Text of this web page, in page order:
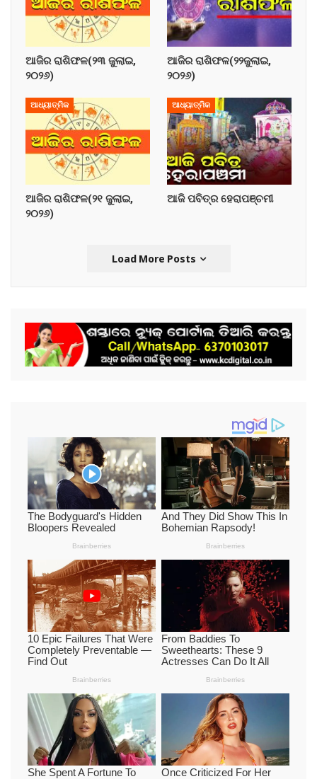
ଆଜିର ରାଶିଫଳ(୨୩ ଜୁଲାଇ,
୨୦୨୬)
ଆଜିର ରାଶିଫଳ(୨୨ଜୁଲାଇ,
୨୦୨୬)
ଆଧ୍ୟାତ୍ମିକ
ଆଜିର ରାଶିଫଳ(୨୧ ଜୁଲାଇ,
୨୦୨୬)
ଆଧ୍ୟାତ୍ମିକ
ଆଜି ପବିତ୍ର ହେରାପଞ୍ଚମୀ
Load More Posts